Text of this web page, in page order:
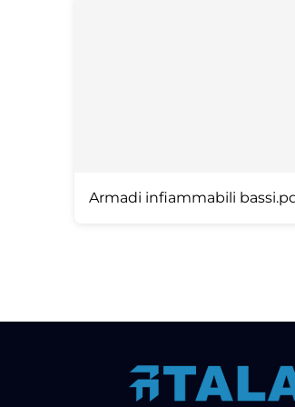
Armadi infiammabili